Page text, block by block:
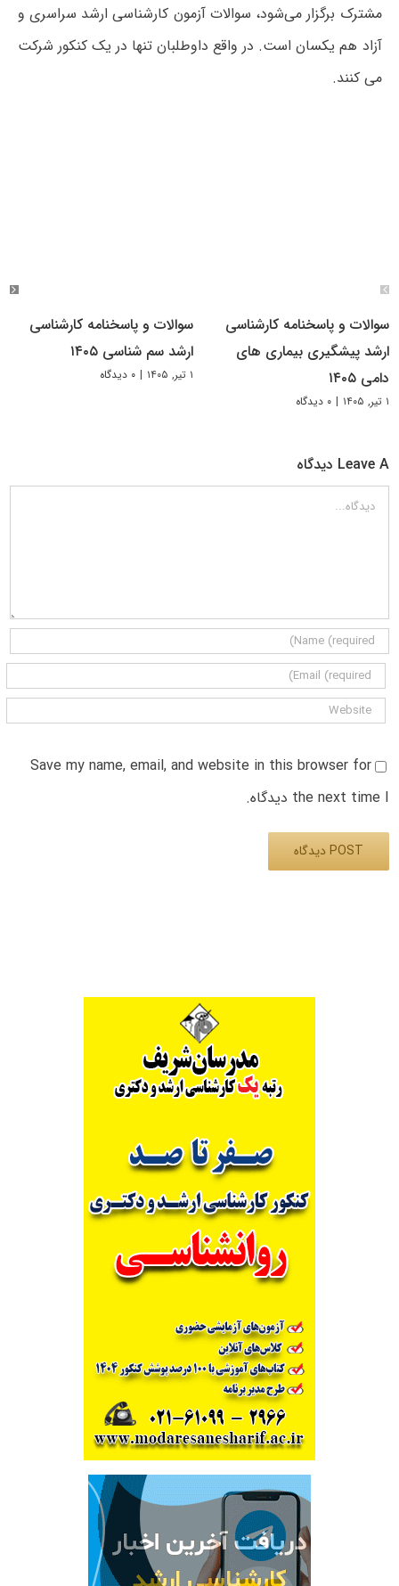
مشترک برگزار می‌شود، سوالات آزمون کارشناسی ارشد سراسری و
آزاد هم یکسان است. در واقع داوطلبان تنها در یک کنکور شرکت
می کنند.
سوالات و پاسخنامه کارشناسی
ارشد پیشگیری بیماری های
دامی ۱۴۰۵
۱ تیر, ۱۴۰۵ | ۰ دیدگاه
سوالات و پاسخنامه کارشناسی
ارشد سم شناسی ۱۴۰۵
۱ تیر, ۱۴۰۵ | ۰ دیدگاه
Leave A دیدگاه
دیدگاه
Save my name, email, and website in this browser for
the next time I دیدگاه.